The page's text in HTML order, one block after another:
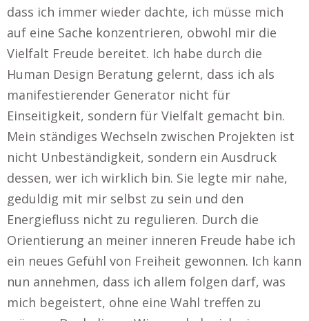
dass ich immer wieder dachte, ich müsse mich
auf eine Sache konzentrieren, obwohl mir die
Vielfalt Freude bereitet. Ich habe durch die
Human Design Beratung gelernt, dass ich als
manifestierender Generator nicht für
Einseitigkeit, sondern für Vielfalt gemacht bin.
Mein ständiges Wechseln zwischen Projekten ist
nicht Unbeständigkeit, sondern ein Ausdruck
dessen, wer ich wirklich bin. Sie legte mir nahe,
geduldig mit mir selbst zu sein und den
Energiefluss nicht zu regulieren. Durch die
Orientierung an meiner inneren Freude habe ich
ein neues Gefühl von Freiheit gewonnen. Ich kann
nun annehmen, dass ich allem folgen darf, was
mich begeistert, ohne eine Wahl treffen zu